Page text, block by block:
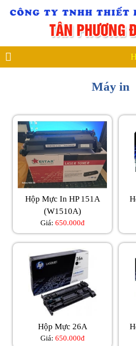
Máy in
Hộp Mực In HP 151A
(W1510A)
Giá: 650.000đ
Hộp Mực 26A
Giá: 650.000đ